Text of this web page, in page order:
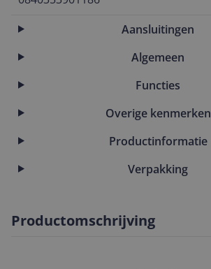
Aansluitingen
Algemeen
Functies
Overige kenmerken
Productinformatie
Verpakking
Productomschrijving